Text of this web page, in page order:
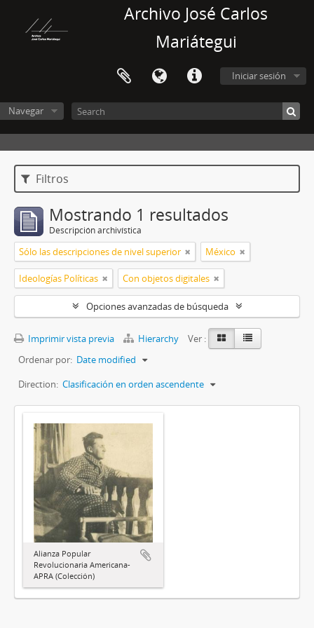
Archivo José Carlos
Mariátegui
Iniciar sesión
Navegar
Filtros
Mostrando 1 resultados
Descripción archivística
Sólo las descripciones de nivel superior México
Ideologías Políticas Con objetos digitales
Opciones avanzadas de búsqueda
Imprimir vista previa Hierarchy
Ver :
Ordenar por: Date modified
Direction: Clasificación en orden ascendente
Alianza Popular
Revolucionaria Americana-
APRA (Colección)